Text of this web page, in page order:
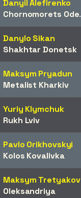
Danyil Alefirenko
Chornomorets Odesa
Danylo Sikan
Shakhtar Donetsk
Maksym Pryadun
Metalist Kharkiv
Yuriy Klymchuk
Rukh Lviv
Pavlo Orikhovskyi
Kolos Kovalivka
Maksym Tretyakov
Oleksandriya